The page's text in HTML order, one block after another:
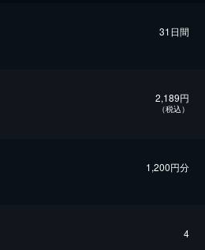
31日間
2,189円
（税込）
1,200円分
4